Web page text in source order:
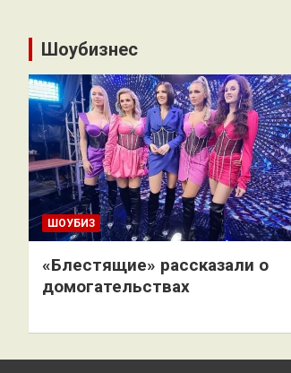
Шоубизнес
ШОУБИЗ
«Блестящие» рассказали о
домогательствах